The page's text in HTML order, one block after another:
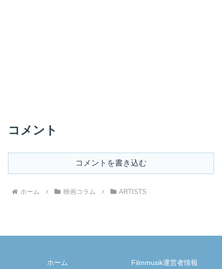
コメント
コメントを書き込む
ホーム 映画コラム ARTISTS
ホーム Filmmusik運営者情報